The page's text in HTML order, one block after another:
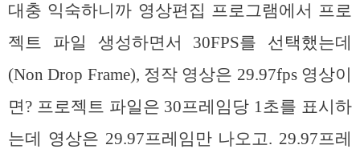
대충 익숙하니까 영상편집 프로그램에서 프로
젝트 파일 생성하면서 30FPS를 선택했는데
(Non Drop Frame), 정작 영상은 29.97fps 영상이
면? 프로젝트 파일은 30프레임당 1초를 표시하
는데 영상은 29.97프레임만 나오고. 29.97프레